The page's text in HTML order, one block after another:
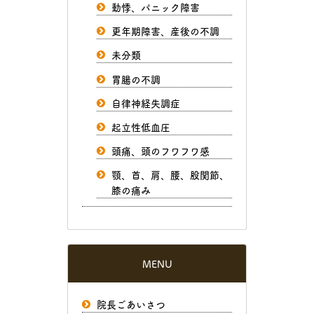
動悸、パニック障害
更年期障害、産後の不調
未分類
胃腸の不調
自律神経失調症
起立性低血圧
頭痛、頭のフワフワ感
顎、首、肩、腰、股関節、
膝の痛み
MENU
院長ごあいさつ